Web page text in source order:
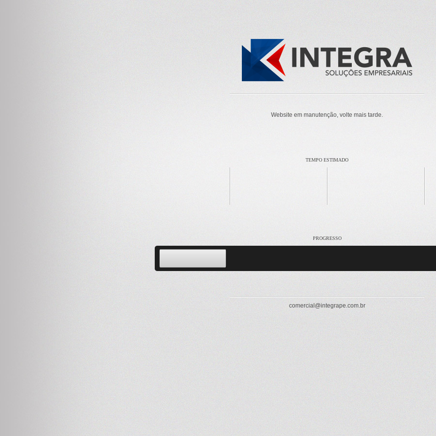
Website em manutenção, volte mais tarde.
TEMPO ESTIMADO
PROGRESSO
comercial@integrape.com.br